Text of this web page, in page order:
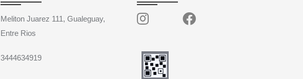
Meliton Juarez 111, Gualeguay,
Entre Rios
3444634919